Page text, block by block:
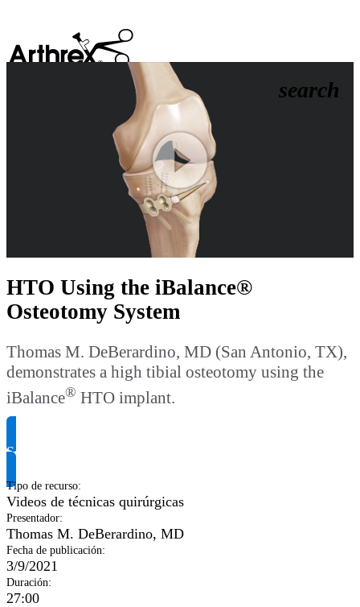
search
Play
Video
HTO Using the iBalance®
Osteotomy System
Thomas M. DeBerardino, MD (San Antonio, TX),
demonstrates a high tibial osteotomy using the
iBalance® HTO implant.
Solicitar información del producto
Tipo de recurso:
Videos de técnicas quirúrgicas
Presentador:
Thomas M. DeBerardino, MD
Fecha de publicación:
3/9/2021
Duración:
27:00